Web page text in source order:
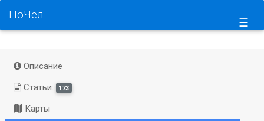
☰
ПоЧел
Описание
Статьи:
173
Карты